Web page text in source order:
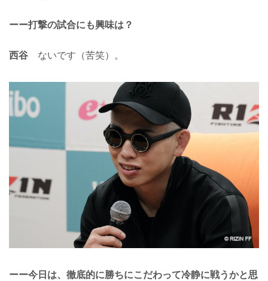
ーー打撃の試合にも興味は？
西谷 ないです（苦笑）。
ーー今日は、徹底的に勝ちにこだわって冷静に戦うかと思